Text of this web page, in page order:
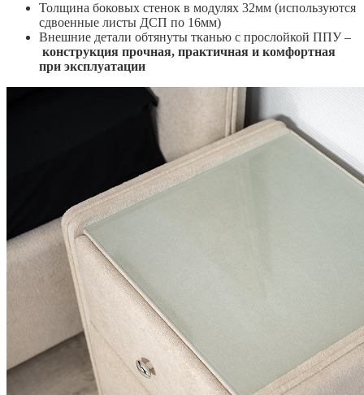
Толщина боковых стенок в модулях 32мм (используются
сдвоенные листы ДСП по 16мм)
Внешние детали обтянуты тканью с прослойкой ППУ –
конструкция прочная, практичная и комфортная
при эксплуатации